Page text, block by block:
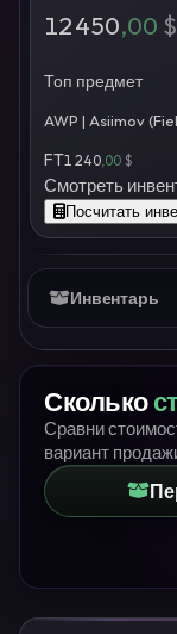
12 450,00 $
Топ предмет
AWP | Asiimov
FT1 240 ,00 $
Смотреть
Посчитать
Инвентарь
Сколько
Сравни
вариант